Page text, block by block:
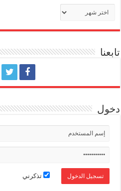
الأرشيف
تابعنا
دخول
تذكرني